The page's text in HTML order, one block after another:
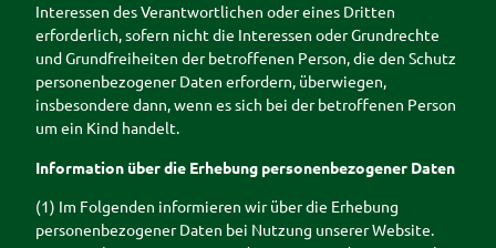
Interessen des Verantwortlichen oder eines Dritten
erforderlich, sofern nicht die Interessen oder Grundrechte
und Grundfreiheiten der betroffenen Person, die den Schutz
personenbezogener Daten erfordern, überwiegen,
insbesondere dann, wenn es sich bei der betroffenen Person
um ein Kind handelt.
Information über die Erhebung personenbezogener Daten
(1) Im Folgenden informieren wir über die Erhebung
personenbezogener Daten bei Nutzung unserer Website.